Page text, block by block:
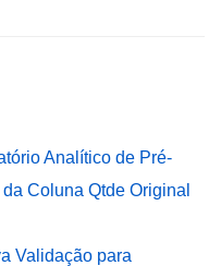
Analítico de Pré-
Coluna Qtde Original
Validação para